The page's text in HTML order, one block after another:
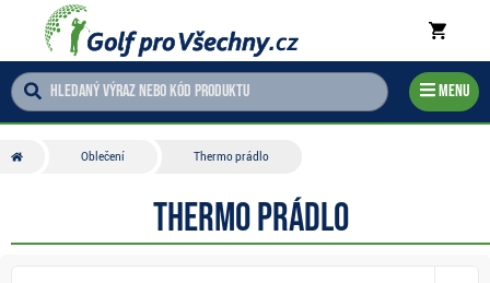
Menu
Oblečení Thermo prádlo
Thermo prádlo